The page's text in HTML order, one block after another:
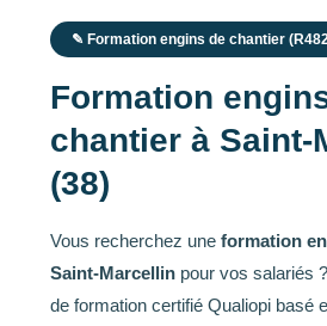
✎ Formation engins de chantier
Formation
chantier à Saint-
(38)
Vous recherchez une formation
Saint-Marcellin pour vos salariés
de formation certifié Qualiopi basé